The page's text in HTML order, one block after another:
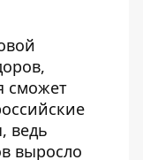
сможет
ведь
выросло